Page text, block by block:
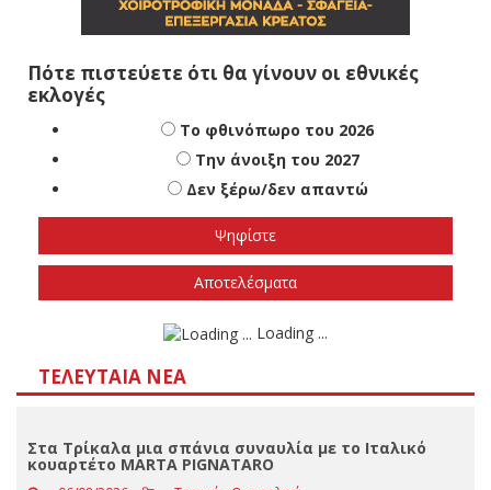
Πότε πιστεύετε ότι θα γίνουν οι εθνικές
εκλογές
Το φθινόπωρο του 2026
Την άνοιξη του 2027
Δεν ξέρω/δεν απαντώ
ΤΕΛΕΥΤΑΊΑ ΝΈΑ